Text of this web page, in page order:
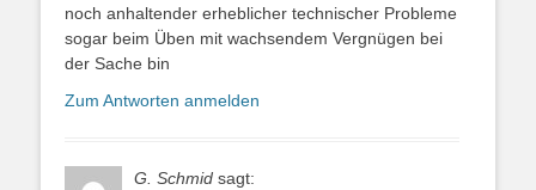
noch anhaltender erheblicher technischer Probleme
sogar beim Üben mit wachsendem Vergnügen bei
der Sache bin
Zum Antworten anmelden
G. Schmid sagt: